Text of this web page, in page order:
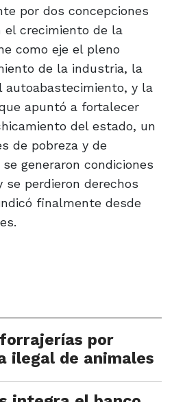
por dos concepciones
el crecimiento de la
como eje el pleno
de la industria, la
autoabastecimiento, y la
apuntó a fortalecer
del estado, un
de pobreza y de
generaron condiciones
se perdieron derechos
finalmente desde
por
ilegal de animales